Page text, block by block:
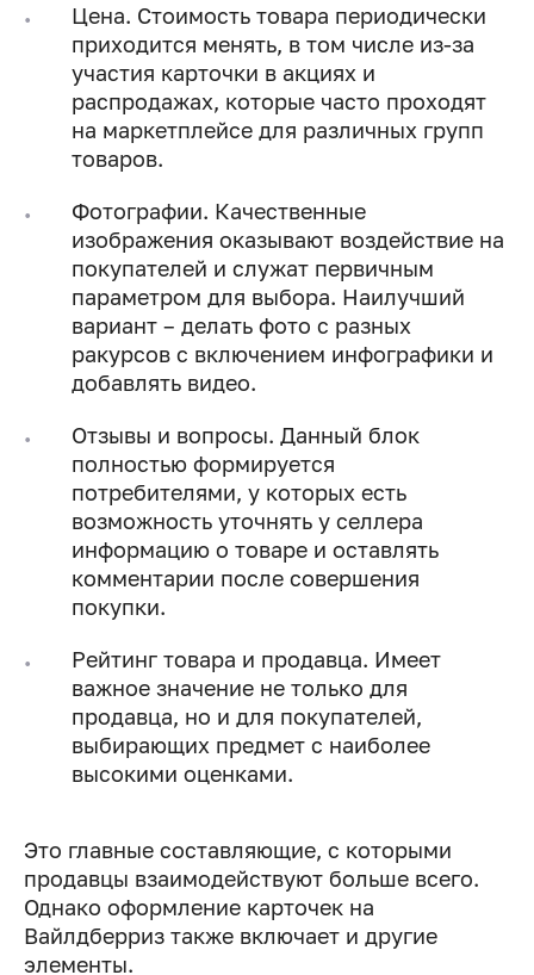
Цена. Стоимость товара периодически
приходится менять, в том числе из-за
участия карточки в акциях и
распродажах, которые часто проходят
на маркетплейсе для различных групп
товаров.
Фотографии. Качественные
изображения оказывают воздействие на
покупателей и служат первичным
параметром для выбора. Наилучший
вариант – делать фото с разных
ракурсов с включением инфографики и
добавлять видео.
Отзывы и вопросы. Данный блок
полностью формируется
потребителями, у которых есть
возможность уточнять у селлера
информацию о товаре и оставлять
комментарии после совершения
покупки.
Рейтинг товара и продавца. Имеет
важное значение не только для
продавца, но и для покупателей,
выбирающих предмет с наиболее
высокими оценками.
Это главные составляющие, с которыми
продавцы взаимодействуют больше всего.
Однако оформление карточек на
Вайлдберриз также включает и другие
элементы.